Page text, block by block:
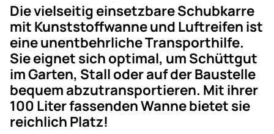
Die vielseitig einsetzbare Schubkarre
mit Kunststoffwanne und Luftreifen ist
eine unentbehrliche Transporthilfe.
Sie eignet sich optimal, um Schüttgut
im Garten, Stall oder auf der Baustelle
bequem abzutransportieren. Mit ihrer
100 Liter fassenden Wanne bietet sie
reichlich Platz!